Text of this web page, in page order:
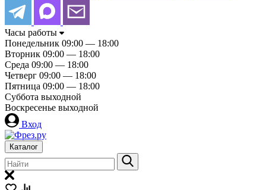
Часы работы
Понедельник 09:00 — 18:00
Вторник 09:00 — 18:00
Среда 09:00 — 18:00
Четверг 09:00 — 18:00
Пятница 09:00 — 18:00
Суббота выходной
Воскресенье выходной
Вход
Каталог